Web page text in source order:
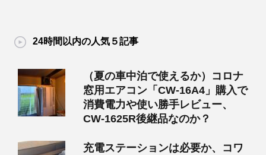
24時間以内の人気５記事
（夏の車中泊で使えるか）コロナ
窓用エアコン「CW-16A4」購入で
消費電力や使い勝手レビュー、
CW-1625R後継品なのか？
充電ステーションは必要か、コワ